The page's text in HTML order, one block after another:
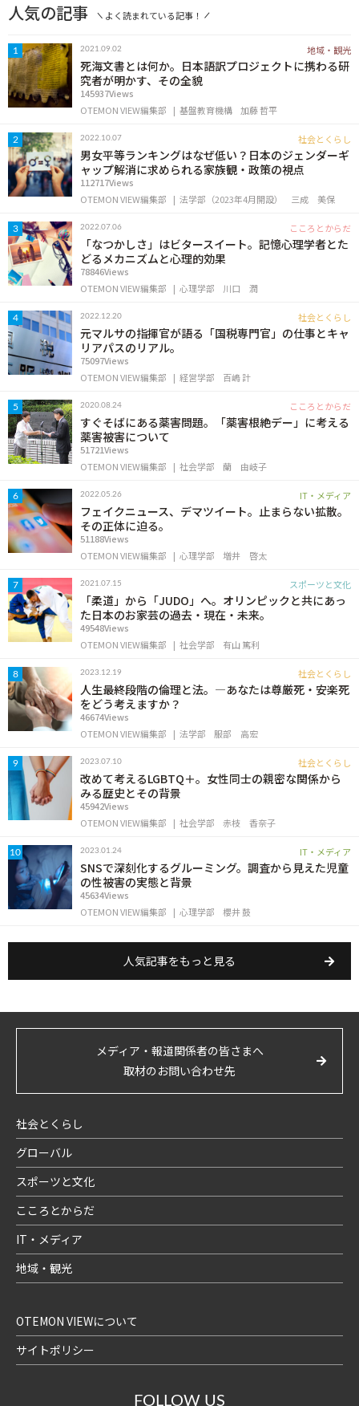
人気の記事 よく読まれている記事！
1 2021.09.02 地域・観光
死海文書とは何か。日本語訳プロジェクトに携わる研
究者が明かす、その全貌
145937Views
OTEMON VIEW編集部
基盤教育機構 加藤 哲平
2 2022.10.07 社会とくらし
男女平等ランキングはなぜ低い？日本のジェンダーギ
ャップ解消に求められる家族観・政策の視点
112717Views
OTEMON VIEW編集部
法学部（2023年4月開設） 三成 美保
3 2022.07.06 こころとからだ
「なつかしさ」はビタースイート。記憶心理学者とた
どるメカニズムと心理的効果
78846Views
OTEMON VIEW編集部
心理学部 川口 潤
4 2022.12.20 社会とくらし
元マルサの指揮官が語る「国税専門官」の仕事とキャ
リアパスのリアル。
75097Views
OTEMON VIEW編集部
経営学部 百嶋 計
5 2020.08.24 こころとからだ
すぐそばにある薬害問題。「薬害根絶デー」に考える
薬害被害について
51721Views
OTEMON VIEW編集部
社会学部 蘭 由岐子
6 2022.05.26 IT・メディア
フェイクニュース、デマツイート。止まらない拡散。
その正体に迫る。
51188Views
OTEMON VIEW編集部
心理学部 増井 啓太
7 2021.07.15 スポーツと文化
「柔道」から「JUDO」へ。オリンピックと共にあっ
た日本のお家芸の過去・現在・未来。
49548Views
OTEMON VIEW編集部
社会学部 有山 篤利
8 2023.12.19 社会とくらし
人生最終段階の倫理と法。―あなたは尊厳死・安楽死
をどう考えますか？
46674Views
OTEMON VIEW編集部
法学部 服部 高宏
9 2023.07.10 社会とくらし
改めて考えるLGBTQ＋。女性同士の親密な関係から
みる歴史とその背景
45942Views
OTEMON VIEW編集部
社会学部 赤枝 香奈子
10 2023.01.24 IT・メディア
SNSで深刻化するグルーミング。調査から見えた児童
の性被害の実態と背景
45634Views
OTEMON VIEW編集部
心理学部 櫻井 鼓
人気記事をもっと見る
メディア・報道関係者の皆さまへ
取材のお問い合わせ先
社会とくらし
グローバル
スポーツと文化
こころとからだ
IT・メディア
地域・観光
OTEMON VIEWについて
サイトポリシー
FOLLOW US